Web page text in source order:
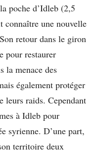
poche d’Idleb (2,5
connaître une nouvelle
retour dans le giron
pour restaurer
la menace des
également protéger
leurs raids. Cependant
à Idleb pour
syrienne. D’une part,
territoire deux